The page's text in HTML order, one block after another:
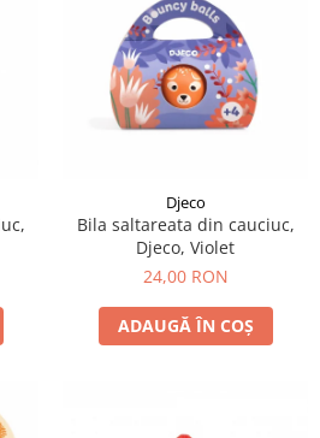
Djeco
Bila saltareata din cauciuc,
Djeco, Violet
24,00 RON
ADAUGĂ ÎN COȘ